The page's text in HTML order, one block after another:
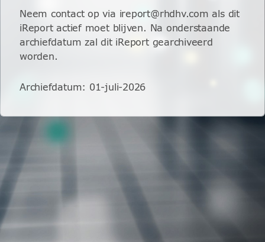
Neem contact op via ireport@rhdhv.com als dit
iReport actief moet blijven. Na onderstaande
archiefdatum zal dit iReport gearchiveerd
worden.
Archiefdatum: 01-juli-2026